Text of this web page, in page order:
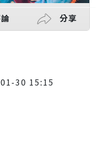
分享
30 15:15